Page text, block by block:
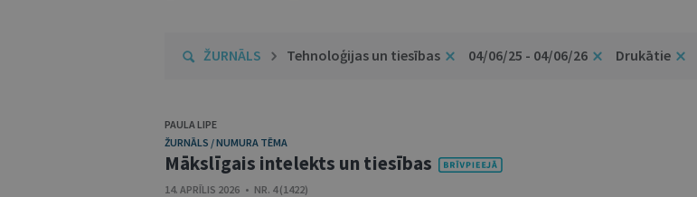
ŽURNĀLS Tehnoloģijas un tiesības 04/06/25 - 04/06/26 Drukātie
PAULA LIPE
ŽURNĀLS / NUMURA TĒMA
Mākslīgais intelekts un tiesības
14. APRĪLIS 2026 • NR. 4 (1422)